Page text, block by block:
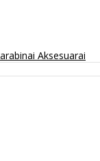
Aksesuarai